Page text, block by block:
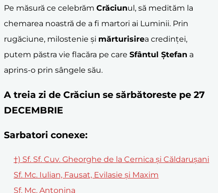
Pe măsură ce celebrăm Crăciunul, să medităm la
chemarea noastră de a fi martori ai Luminii. Prin
rugăciune, milostenie și mărturisirea credinței,
putem păstra vie flacăra pe care Sfântul Ștefan a
aprins-o prin sângele său.
A treia zi de Crăciun se sărbătoreste pe 27
DECEMBRIE
Sarbatori conexe:
†) Sf. Sf. Cuv. Gheorghe de la Cernica şi Căldaruşani
Sf. Mc. Iulian, Fausat, Evilasie şi Maxim
Sf. Mc. Antonina